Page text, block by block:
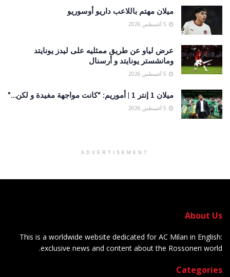
ميلان مهتم باللاعب داريو أوسوريو
عرض لياو عن طريق ممثليه على ليدز يونايتد
ومانشستر يونايتد و أرسنال
ميلان 1 إنتر 1 | أموريم: “كانت مواجهة مفيدة و لكن…”
ADVERTISEMENT
About Us
This is a worldwide website dedicated for AC Milan in English:
exclusive news and content about the Rossoneri world.
Categories